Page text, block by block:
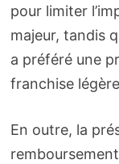
pour limiter
majeur, tandis
a préféré une
franchise
En outre, la